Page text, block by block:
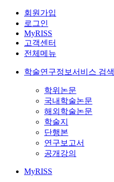
회원가입
로그인
MyRISS
고객센터
전체메뉴
학술연구정보서비스 검색
학위논문
국내학술논문
해외학술논문
학술지
단행본
연구보고서
공개강의
MyRISS